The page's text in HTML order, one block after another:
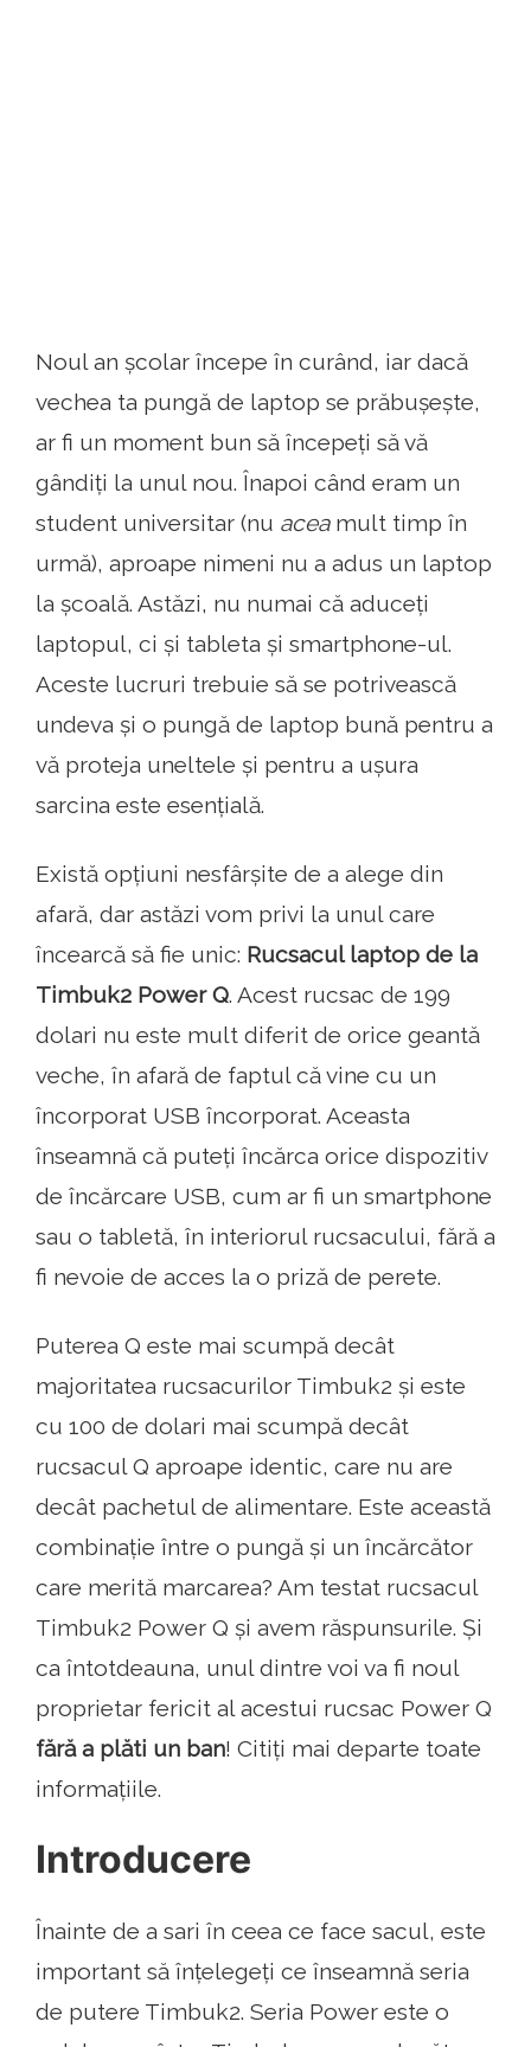
Noul an școlar începe în curând, iar dacă
vechea ta pungă de laptop se prăbușește,
ar fi un moment bun să începeți să vă
gândiți la unul nou. Înapoi când eram un
student universitar (nu aceamult timp în
urmă), aproape nimeni nu a adus un laptop
la școală. Astăzi, nu numai că aduceți
laptopul, ci și tableta și smartphone-ul.
Aceste lucruri trebuie să se potrivească
undeva și o pungă de laptop bună pentru a
vă proteja uneltele și pentru a ușura
sarcina este esențială.
Există opțiuni nesfârșite de a alege din
afară, dar astăzi vom privi la unul care
încearcă să fie unic: Rucsacul laptop de la
Timbuk2 Power Q. Acest rucsac de 199
dolari nu este mult diferit de orice geantă
veche, în afară de faptul că vine cu un
încorporat USB încorporat. Aceasta
înseamnă că puteți încărca orice dispozitiv
de încărcare USB, cum ar fi un smartphone
sau o tabletă, în interiorul rucsacului, fără a
fi nevoie de acces la o priză de perete.
Puterea Q este mai scumpă decât
majoritatea rucsacurilor Timbuk2 și este
cu 100 de dolari mai scumpă decât
rucsacul Q aproape identic, care nu are
decât pachetul de alimentare. Este această
combinație între o pungă și un încărcător
care merită marcarea? Am testat rucsacul
Timbuk2 Power Q și avem răspunsurile. Și
ca întotdeauna, unul dintre voi va fi noul
proprietar fericit al acestui rucsac Power Q
fără a plăti un ban! Citiți mai departe toate
informațiile.
Introducere
Înainte de a sari în ceea ce face sacul, este
important să înțelegeți ce înseamnă seria
de putere Timbuk2. Seria Power este o